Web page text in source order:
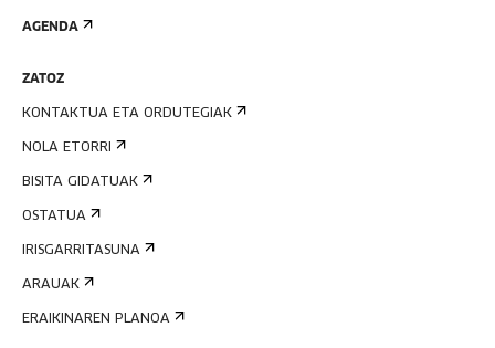
AGENDA
ZATOZ
KONTAKTUA ETA ORDUTEGIAK
NOLA ETORRI
BISITA GIDATUAK
OSTATUA
IRISGARRITASUNA
ARAUAK
ERAIKINAREN PLANOA